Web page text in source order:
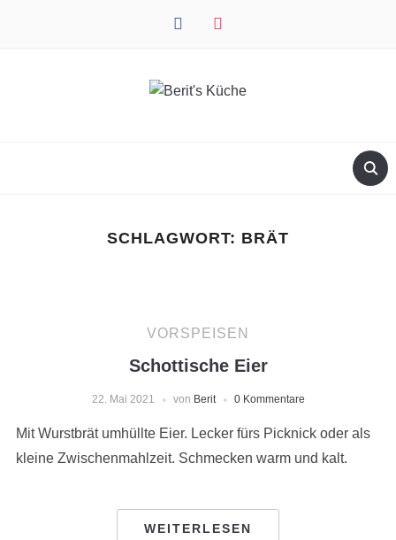
facebook instagram
SCHLAGWORT: BRÄT
VORSPEISEN
Schottische Eier
22. Mai 2021 von Berit 0 Kommentare
Mit Wurstbrät umhüllte Eier. Lecker fürs Picknick oder als
kleine Zwischenmahlzeit. Schmecken warm und kalt.
WEITERLESEN